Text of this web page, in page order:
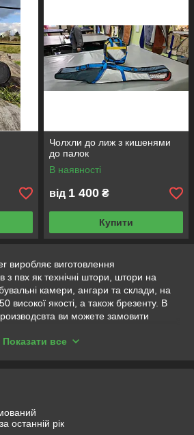
Чолхли до лиж з кишенями
до палок
В наявності
від 1 400 ₴
Купити
виробляє виготовлення
з пвх як технічні штори, штори на
камери, ангари та склади, на
високої якості, а також брезенту. В
ви можете замовити
з поролону, для
різних прорізів, накриття,
механізми різної техніки, тенти на
розваг та іншого дозвілля
на більярдні столи), накриття на
Показати все
останній рік